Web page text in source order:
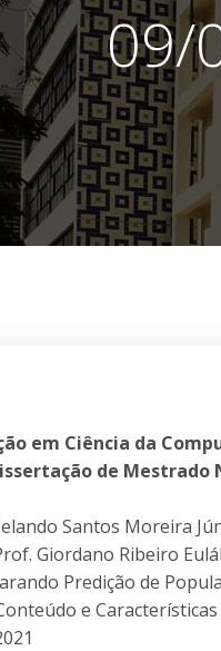
09/
em Ciência da
de Mestrado
Santos Moreira
Giordano Ribeiro
Predição de
e